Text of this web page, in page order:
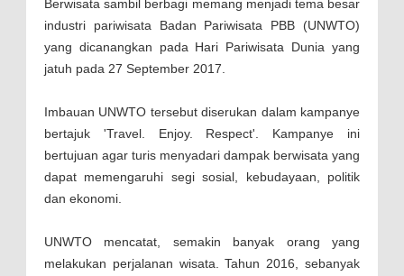
Berwisata sambil berbagi memang menjadi tema besar
industri pariwisata Badan Pariwisata PBB (UNWTO)
yang dicanangkan pada Hari Pariwisata Dunia yang
jatuh pada 27 September 2017.
Imbauan UNWTO tersebut diserukan dalam kampanye
bertajuk 'Travel. Enjoy. Respect'. Kampanye ini
bertujuan agar turis menyadari dampak berwisata yang
dapat memengaruhi segi sosial, kebudayaan, politik
dan ekonomi.
UNWTO mencatat, semakin banyak orang yang
melakukan perjalanan wisata. Tahun 2016, sebanyak